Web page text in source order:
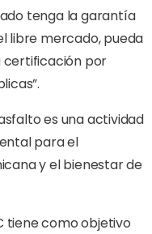
tenga la garantía
libre mercado, pueda
certificación por
es una actividad
para el
y el bienestar de
tiene como objetivo